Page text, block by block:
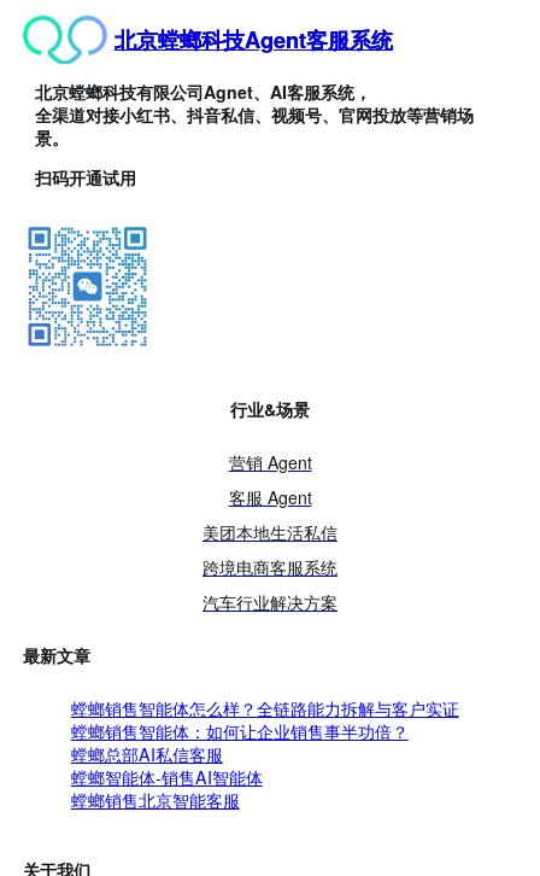
北京螳螂科技Agent客服系统
北京螳螂科技有限公司Agnet、AI客服系统，
全渠道对接小红书、抖音私信、视频号、官网投放等营销场
景。
扫码开通试用
行业&场景
营销 Agent
客服 Agent
美团本地生活私信
跨境电商客服系统
汽车行业解决方案
最新文章
螳螂销售智能体怎么样？全链路能力拆解与客户实证
螳螂销售智能体：如何让企业销售事半功倍？
螳螂总部AI私信客服
螳螂智能体-销售AI智能体
螳螂销售北京智能客服
关于我们